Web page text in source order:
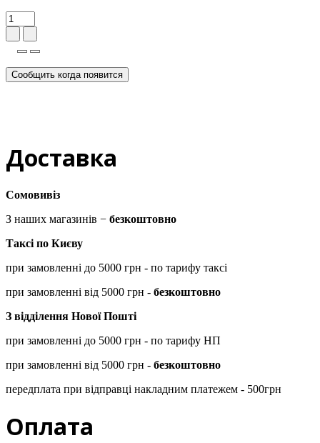
Сообщить когда появится
Доставка
Сомовивіз
З наших магазинів − безкоштовно
Таксі по Києву
при замовленні до 5000 грн - по тарифу таксі
при замовленні від 5000 грн - безкоштовно
З відділення Нової Пошті
при замовленні до 5000 грн - по тарифу НП
при замовленні від 5000 грн - безкоштовно
передплата при відправці накладним платежем - 500грн
Оплата